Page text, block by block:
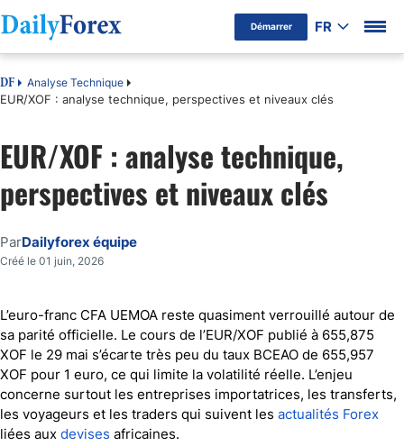
Démarrer FR
DF Analyse Technique
EUR/XOF : analyse technique, perspectives et niveaux clés
EUR/XOF : analyse technique,
perspectives et niveaux clés
ParDailyforex équipe
Créé le 01 juin, 2026
L’euro-franc CFA UEMOA reste quasiment verrouillé autour de
sa parité officielle. Le cours de l’EUR/XOF publié à 655,875
XOF le 29 mai s’écarte très peu du taux BCEAO de 655,957
XOF pour 1 euro, ce qui limite la volatilité réelle. L’enjeu
concerne surtout les entreprises importatrices, les transferts,
les voyageurs et les traders qui suivent les actualités Forex
liées aux devises africaines.